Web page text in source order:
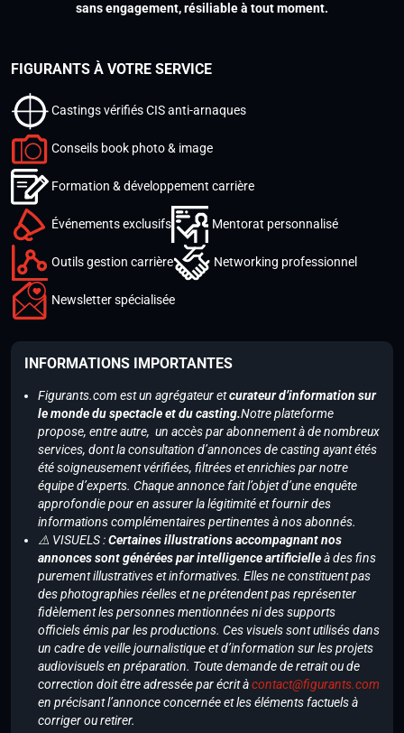
sans engagement, résiliable à tout moment.
FIGURANTS À VOTRE SERVICE
Castings vérifiés CIS anti-arnaques
Conseils book photo & image
Formation & développement carrière
Événements exclusifs Mentorat personnalisé
Outils gestion carrière Networking professionnel
Newsletter spécialisée
INFORMATIONS IMPORTANTES
Figurants.com est un agrégateur etcurateur d’information sur
le monde du spectacle et du casting.Notre plateforme
propose, entre autre, un accès par abonnement à de nombreux
services, dont la consultation d’annonces de casting ayant étés
été soigneusement vérifiées, filtrées et enrichies par notre
équipe d’experts. Chaque annonce fait l’objet d’une enquête
approfondie pour en assurer la légitimité et fournir des
informations complémentaires pertinentes à nos abonnés.
⚠️ VISUELS :Certaines illustrations accompagnant nos
annonces sont générées par intelligence artificielleà des fins
purement illustratives et informatives. Elles ne constituent pas
des photographies réelles et ne prétendent pas représenter
fidèlement les personnes mentionnées ni des supports
officiels émis par les productions. Ces visuels sont utilisés dans
un cadre de veille journalistique et d’information sur les projets
audiovisuels en préparation. Toute demande de retrait ou de
correction doit être adressée par écrit àcontact@figurants.com
en précisant l’annonce concernée et les éléments factuels à
corriger ou retirer.